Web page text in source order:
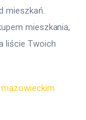
mieszkań.
mieszkania,
liście Twoich